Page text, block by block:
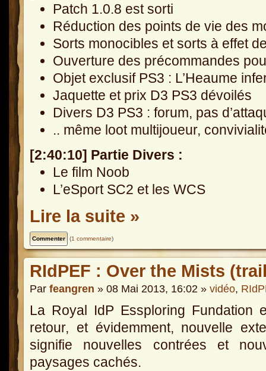
Patch 1.0.8 est sorti
Réduction des points de vie des
Sorts monocibles et sorts à effet
Ouverture des précommandes
Objet exclusif PS3 : L’Heaume
Jaquette et prix D3 PS3 dévoilés
Divers D3 PS3 : forum, pas
.. même loot multijoueur,
[2:40:10] Partie Divers :
Le film Noob
L’eSport SC2 et les WCS
Lire la suite »
(1 commentaire)
RIdPEF : Over the Mists
Par feangren » 08 Mai 2013, 16:02 » vidéo,
La Royal IdP Essploring Fundation
retour, et évidemment, nouvelle
signifie nouvelles contrées et
paysages cachés.